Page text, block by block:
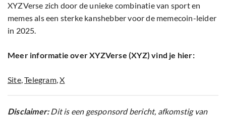
XYZVerse zich door de unieke combinatie van sport en
memes als een sterke kanshebber voor de memecoin-leider
in 2025.
Meer informatie over XYZVerse (XYZ) vind je hier:
Site,Telegram,X
Disclaimer:Dit is een gesponsord bericht, afkomstig van